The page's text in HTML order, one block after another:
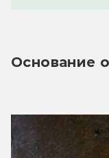
Основание